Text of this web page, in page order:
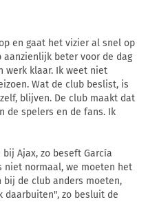
en gaat het vizier al snel op
aanzienlijk beter voor de dag
werk klaar. Ik weet niet
Wat de club beslist, is
blijven. De club maakt dat
de spelers en de fans. Ik
Ajax, zo beseft García
niet normaal, we moeten het
bij de club anders moeten,
daarbuiten", zo besluit de